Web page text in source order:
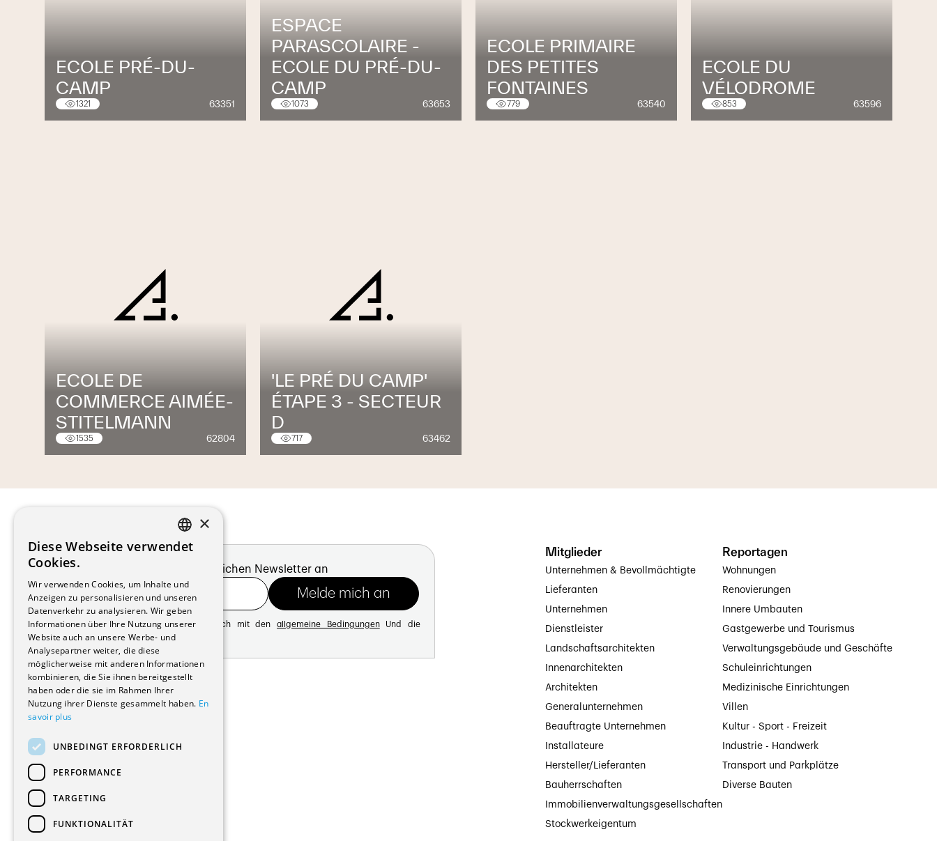
ECOLE PRÉ-DU-
CAMP
1321 63351
ESPACE
PARASCOLAIRE -
ECOLE DU PRÉ-DU-
CAMP
1073 63653
ECOLE PRIMAIRE
DES PETITES
FONTAINES
779 63540
ECOLE DU
VÉLODROME
853 63596
ECOLE DE
COMMERCE AIMÉE-
STITELMANN
1535 62804
'LE PRÉ DU CAMP'
ÉTAPE 3 - SECTEUR
D
717 63462
Melde dich für unseren monatlichen Newsletter an
Mit der Registrierung erklären Sie sich mit denallgemeine BedingungenUnd die
Datenschutzrichtlinie
Adresse:
Avenue de Longemalle 21
1020 Renens
Schweiz
Kontakt:
Plattform: +41 21 631 10 50
info@architectes.ch
Mitglieder
Unternehmen & Bevollmächtigte
Lieferanten
Unternehmen
Dienstleister
Landschaftsarchitekten
Innenarchitekten
Architekten
Generalunternehmen
Beauftragte Unternehmen
Installateure
Hersteller/Lieferanten
Bauherrschaften
Immobilienverwaltungsgesellschaften
Stockwerkeigentum
Reportagen
Wohnungen
Renovierungen
Innere Umbauten
Gastgewerbe und Tourismus
Verwaltungsgebäude und Geschäfte
Schuleinrichtungen
Medizinische Einrichtungen
Villen
Kultur - Sport - Freizeit
Industrie - Handwerk
Transport und Parkplätze
Diverse Bauten
FRENCH
×
Diese Webseite verwendet
Cookies.
Wir verwenden Cookies, um Inhalte und
Anzeigen zu personalisieren und unseren
Datenverkehr zu analysieren. Wir geben
Informationen über Ihre Nutzung unserer
Website auch an unsere Werbe- und
Analysepartner weiter, die diese
möglicherweise mit anderen Informationen
kombinieren, die Sie ihnen bereitgestellt
haben oder die sie im Rahmen Ihrer
Nutzung ihrer Dienste gesammelt haben. En
savoir plus
UNBEDINGT ERFORDERLICH
PERFORMANCE
TARGETING
FUNKTIONALITÄT